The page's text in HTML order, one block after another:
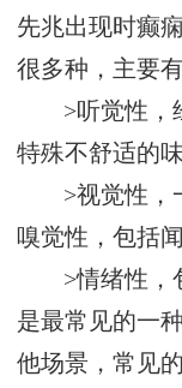
先兆出现时癫
很多种，主要
>听觉性，
特殊不舒适的
>视觉性，
嗅觉性，包括
>情绪性，
是最常见的一
他场景，常见